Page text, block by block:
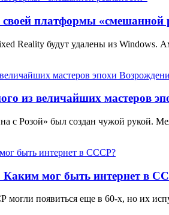
своей платформы «смешанной
Reality будут удалены из Windows.
из величайших мастеров
с Розой» был создан чужой
Каким мог быть интернет в
появиться еще в 60-х, но их